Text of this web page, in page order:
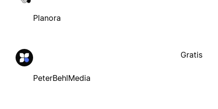
Planora
PeterBehlMedia
Gratis